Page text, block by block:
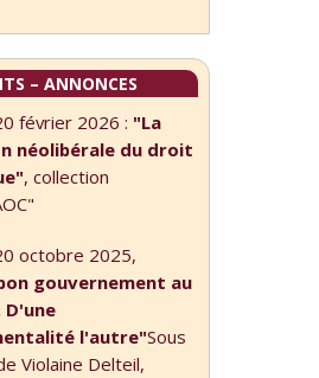
– ANNONCES
février 2026 : "La
néolibérale du droit
, collection
octobre 2025,
gouvernement au
D'une
l'autre"Sous
Violaine Delteil,